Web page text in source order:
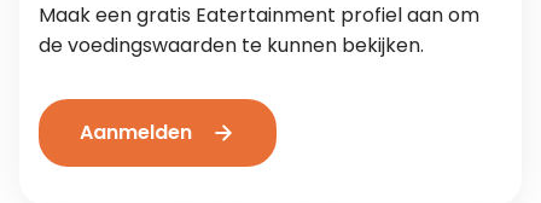
Maak een gratis Eatertainment profiel aan om
de voedingswaarden te kunnen bekijken.
Aanmelden